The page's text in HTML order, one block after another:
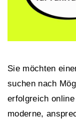
Sie möchten
suchen nach
erfolgreich
moderne,